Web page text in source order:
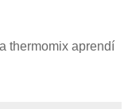
thermomix aprendí